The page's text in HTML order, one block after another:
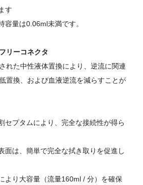
す
容量は0.06ml未満です。
リーコネクタ
れた中性液体置換により、逆流に関連
置換、および血液逆流を減らすことが
セプタムにより、完全な接続性が得ら
面は、簡単で完全な拭き取りを促進し
より大容量（流量160ml / 分）を確保